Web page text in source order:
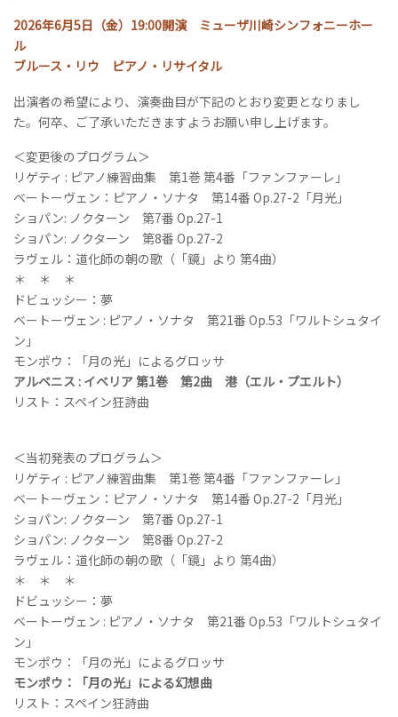
2026年6月5日（金）19:00開演 ミューザ川崎シンフォニーホー
ル
ブルース・リウ ピアノ・リサイタル
出演者の希望により、演奏曲目が下記のとおり変更となりまし
た。何卒、ご了承いただきますようお願い申し上げます。
＜変更後のプログラム＞
リゲティ : ピアノ練習曲集 第1巻 第4番「ファンファーレ」
ベートーヴェン：ピアノ・ソナタ 第14番 Op.27-2「月光」
ショパン: ノクターン 第7番 Op.27-1
ショパン: ノクターン 第8番 Op.27-2
ラヴェル：道化師の朝の歌（「鏡」より 第4曲）
＊ ＊ ＊
ドビュッシー：夢
ベートーヴェン : ピアノ・ソナタ 第21番 Op.53「ワルトシュタイ
ン」
モンポウ：「月の光」によるグロッサ
アルベニス : イベリア 第1巻 第2曲 港（エル・プエルト）
リスト：スペイン狂詩曲
＜当初発表のプログラム＞
リゲティ : ピアノ練習曲集 第1巻 第4番「ファンファーレ」
ベートーヴェン：ピアノ・ソナタ 第14番 Op.27-2「月光」
ショパン: ノクターン 第7番 Op.27-1
ショパン: ノクターン 第8番 Op.27-2
ラヴェル：道化師の朝の歌（「鏡」より 第4曲）
＊ ＊ ＊
ドビュッシー：夢
ベートーヴェン : ピアノ・ソナタ 第21番 Op.53「ワルトシュタイ
ン」
モンポウ：「月の光」によるグロッサ
モンポウ：「月の光」による幻想曲
リスト：スペイン狂詩曲